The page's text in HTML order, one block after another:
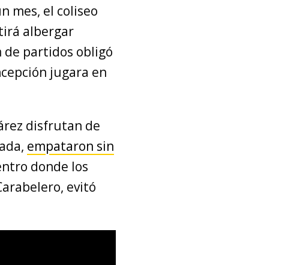
mes, el coliseo
albergar
partidos obligó
jugara en
disfrutan de
empataron sin
donde los
evitó